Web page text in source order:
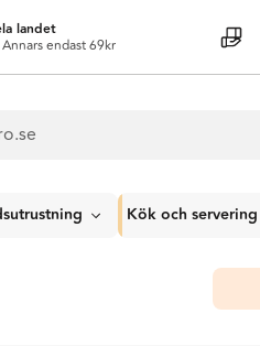
landet
endast 69kr
Kök och servering